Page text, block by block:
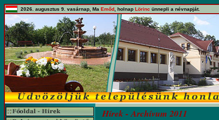
2026. augusztus 9. vasárnap, Ma Emőd , holnap Lörinc ünnepli a névnapját.
Hírek - Archívum 2011